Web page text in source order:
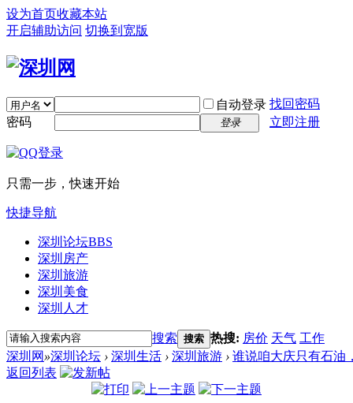
设为首页收藏本站
开启辅助访问 切换到宽版
自动登录 找回密码
密码
登录 立即注册
只需一步，快速开始
快捷导航
深圳论坛BBS
深圳房产
深圳旅游
深圳美食
深圳人才
搜索 搜索 热搜: 房价 天气 工作
深圳网 »深圳论坛 › 深圳生活 › 深圳旅游 › 谁说咱大庆只有石油
返回列表